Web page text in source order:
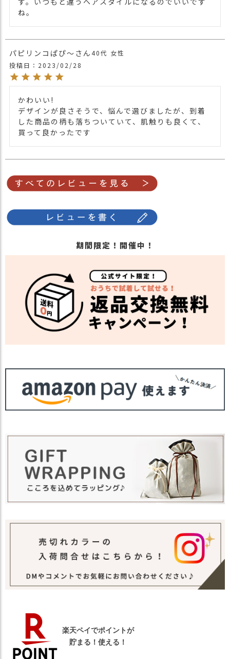
ね。
パピリンコぱぴ～ 40代 女性
投稿日
2023/02/28
かわいい!
デザインが良さそうで、悩んで選びましたが、到着
した商品の柄も落ちついていて、肌触りも良くて、
買って良かったです
期間限定！開催中！